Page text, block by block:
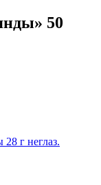
50
г неглаз.